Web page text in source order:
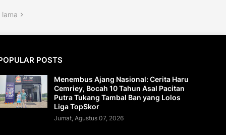
POSTS
Menembus Ajang Nasional: Cerita Haru
Cemriey, Bocah 10 Tahun Asal Pacitan
Putra Tukang Tambal Ban yang Lolos
Liga TopSkor
Jumat, Agustus 07, 2026